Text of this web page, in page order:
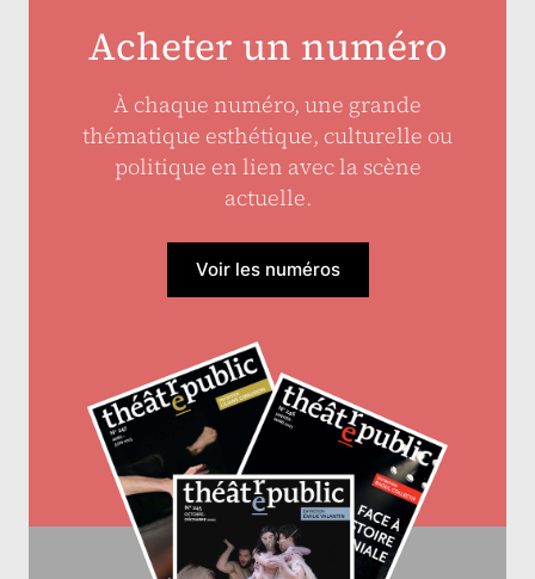
Acheter un numéro
À chaque numéro, une grande
thématique esthétique, culturelle ou
politique en lien avec la scène
actuelle.
Voir les numéros